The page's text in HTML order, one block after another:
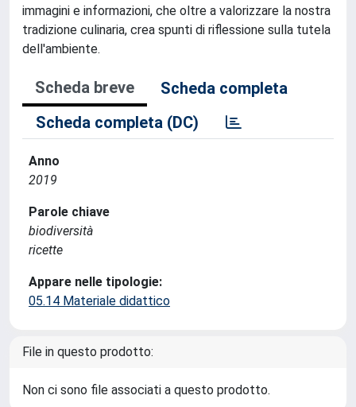
immagini e informazioni, che oltre a valorizzare la nostra
tradizione culinaria, crea spunti di riflessione sulla tutela
dell'ambiente.
Scheda breve
Scheda completa
Scheda completa (DC)
Anno
2019
Parole chiave
biodiversità
ricette
Appare nelle tipologie:
05.14 Materiale didattico
File in questo prodotto:
Non ci sono file associati a questo prodotto.